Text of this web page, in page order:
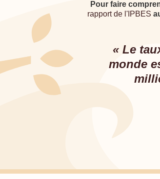
Pour faire
rapport de l'IPBES
« Le
monde